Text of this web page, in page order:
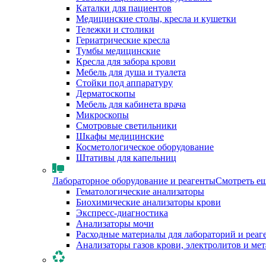
Каталки для пациентов
Медицинские столы, кресла и кушетки
Тележки и столики
Гериатрические кресла
Тумбы медицинские
Кресла для забора крови
Мебель для душа и туалета
Стойки под аппаратуру
Дерматоскопы
Мебель для кабинета врача
Микроскопы
Смотровые светильники
Шкафы медицинские
Косметологическое оборудование
Штативы для капельниц
Лабораторное оборудование и реагентыСмотреть
Гематологические анализаторы
Биохимические анализаторы крови
Экспресс-диагностика
Анализаторы мочи
Расходные материалы для лабораторий и
Анализаторы газов крови, электролитов и